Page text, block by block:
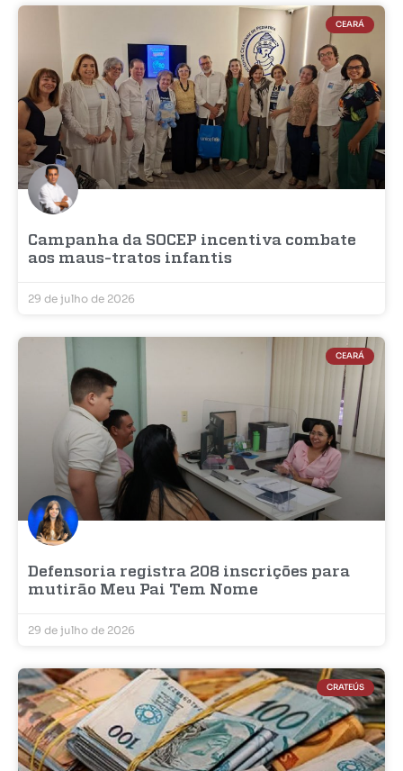
CEARÁ
Campanha da SOCEP incentiva combate
aos maus-tratos infantis
29 de julho de 2026
CEARÁ
Defensoria registra 208 inscrições para
mutirão Meu Pai Tem Nome
29 de julho de 2026
CRATEÚS